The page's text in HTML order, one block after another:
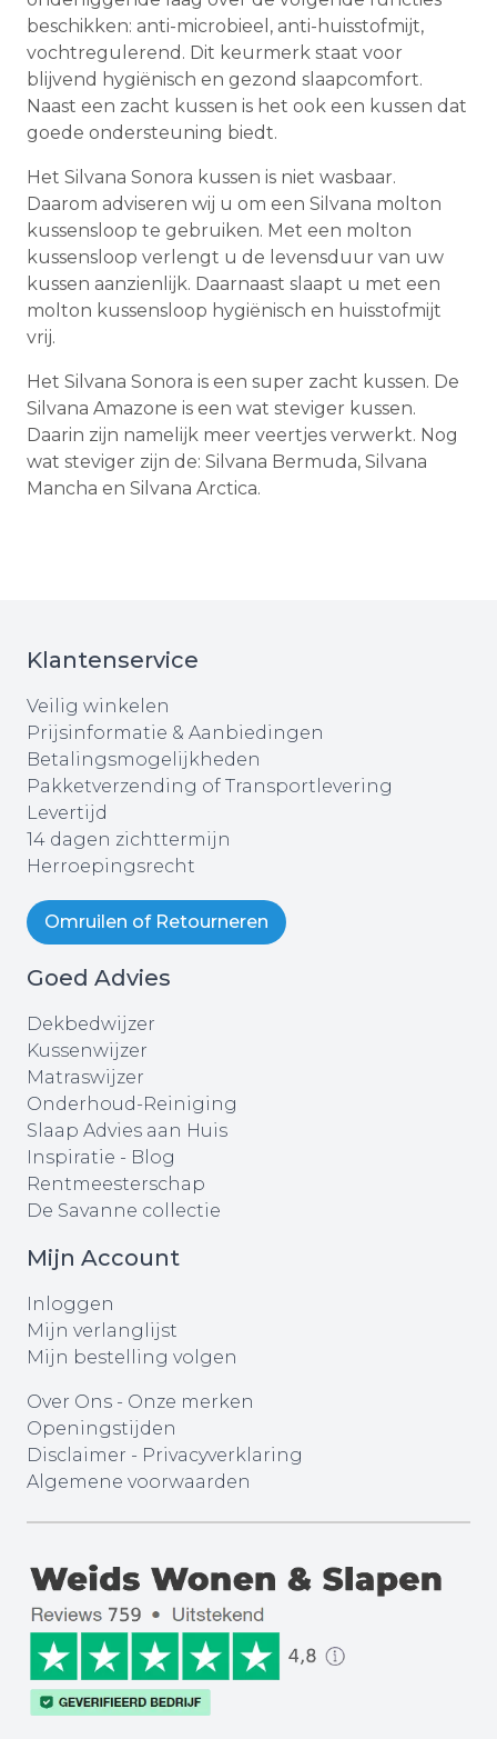
beschikken: anti-microbieel, anti-huisstofmijt,
vochtregulerend. Dit keurmerk staat voor
blijvend hygiënisch en gezond slaapcomfort.
Naast een zacht kussen is het ook een kussen dat
goede ondersteuning biedt.
Het Silvana Sonora kussen is niet wasbaar.
Daarom adviseren wij u om een Silvana molton
kussensloop te gebruiken. Met een molton
kussensloop verlengt u de levensduur van uw
kussen aanzienlijk. Daarnaast slaapt u met een
molton kussensloop hygiënisch en huisstofmijt
vrij.
Het Silvana Sonora is een super zacht kussen. De
Silvana Amazone is een wat steviger kussen.
Daarin zijn namelijk meer veertjes verwerkt. Nog
wat steviger zijn de: Silvana Bermuda, Silvana
Mancha en Silvana Arctica.
Klantenservice
Veilig winkelen
Prijsinformatie & Aanbiedingen
Betalingsmogelijkheden
Pakketverzending of Transportlevering
Levertijd
14 dagen zichttermijn
Herroepingsrecht
Omruilen of Retourneren
Goed Advies
Dekbedwijzer
Kussenwijzer
Matraswijzer
Onderhoud-Reiniging
Slaap Advies aan Huis
Inspiratie - Blog
Rentmeesterschap
De Savanne collectie
Mijn Account
Inloggen
Mijn verlanglijst
Mijn bestelling volgen
Over Ons - Onze merken
Openingstijden
Disclaimer - Privacyverklaring
Algemene voorwaarden